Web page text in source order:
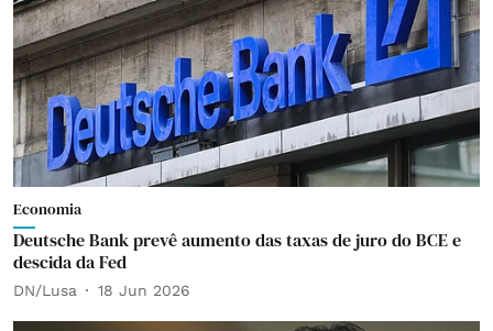
Economia
Deutsche Bank prevê aumento das taxas de juro do BCE e
descida da Fed
DN/Lusa 18 Jun 2026